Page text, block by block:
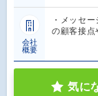
会社
概要
・メッセ
の顧客接
気に